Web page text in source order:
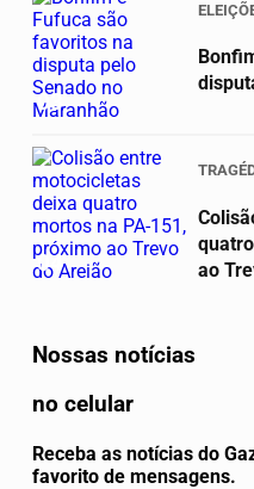
03
04
ao
Nossas notícias
no celular
Receba as notícias do
favorito de mensagens.